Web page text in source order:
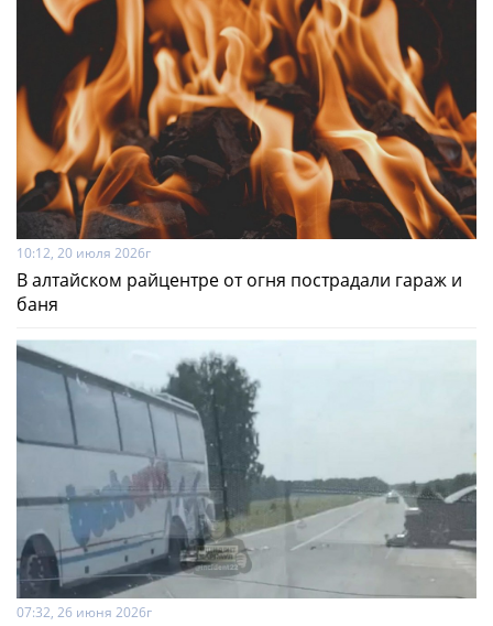
10:12, 20 июля 2026г
В алтайском райцентре от огня пострадали гараж и
баня
07:32, 26 июня 2026г